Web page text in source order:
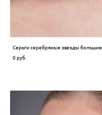
Серьги серебряные звезды большие
0 pуб.